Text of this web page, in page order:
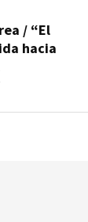
/ “El
hacia